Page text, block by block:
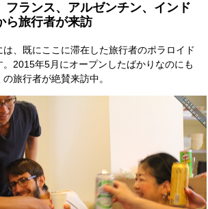
フランス、アルゼンチン、インド
ら旅行者が来訪
は、既にここに滞在した旅行者のポラロイド
2015年5月にオープンしたばかりなのにも
旅行者が絶賛来訪中。